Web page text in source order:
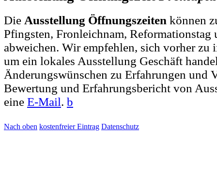
Die Ausstellung Öffnungszeiten können
Pfingsten, Fronleichnam,
abweichen. Wir empfehlen, sich vorher zu
um ein lokales Ausstellung Geschäft
Änderungswünschen zu Erfahrungen und
Bewertung und Erfahrungsbericht von
eine E-Mail. b
Nach oben kostenfreier Eintrag Datenschutz